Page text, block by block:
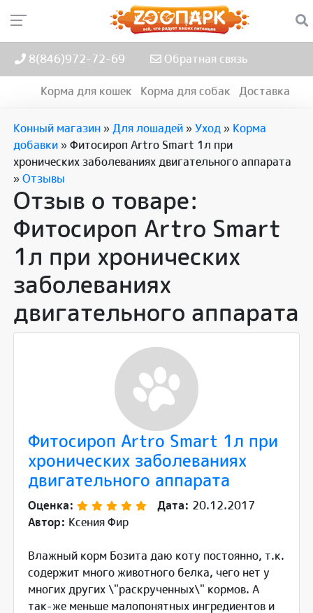
8(846)972-72-69 Обратная связь
Корма для кошек Корма для собак Доставка
Конный магазин»Для лошадей»Уход» Корма
добавки»Фитосироп Artro Smart 1л при
хронических заболеваниях двигательного аппарата
»Отзывы
Отзыв о товаре:
Фитосироп Artro Smart
1л при хронических
заболеваниях
двигательного аппарата
Фитосироп Artro Smart 1л при
хронических заболеваниях
двигательного аппарата
Оценка: Дата: 20.12.2017
Автор: Ксения Фир
Влажный корм Бозита даю коту постоянно, т.к.
содержит много животного белка, чего нет у
многих других \"раскрученных\" кормов. А
так-же меньше малопонятных ингредиентов и